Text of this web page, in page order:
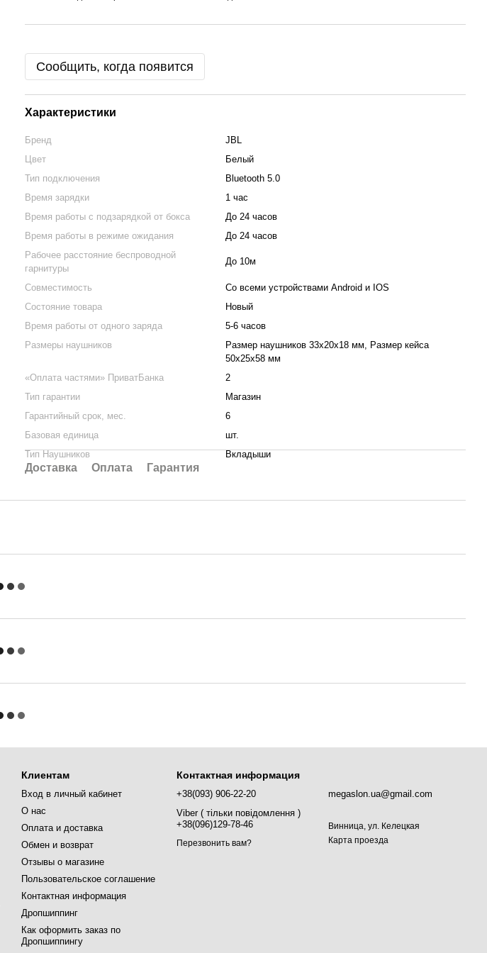
Сообщить, когда появится
Характеристики
Бренд
JBL
Цвет
Белый
Тип подключения
Bluetooth 5.0
Время зарядки
1 час
Время работы с подзарядкой от бокса
До 24 часов
Время работы в режиме ожидания
До 24 часов
Рабочее расстояние беспроводной
гарнитуры
До 10м
Совместимость
Со всеми устройствами Android и IOS
Состояние товара
Новый
Время работы от одного заряда
5-6 часов
Размеры наушников
Размер наушников 33х20х18 мм, Размер кейса
50х25х58 мм
«Оплата частями» ПриватБанка
2
Тип гарантии
Магазин
Гарантийный срок, мес.
6
Базовая единица
шт.
Тип Наушников
Вкладыши
Доставка Оплата Гарантия
Клиентам
Вход в личный кабинет
О нас
Оплата и доставка
Обмен и возврат
Отзывы о магазине
Пользовательское соглашение
Контактная информация
Дропшиппинг
Как оформить заказ по
Дропшиппингу
Контактная информация
+38(093) 906-22-20
Viber ( тільки повідомлення )
+38(096)129-78-46
Перезвонить вам?
megaslon.ua@gmail.com
Винница, ул. Келецкая
Карта проезда